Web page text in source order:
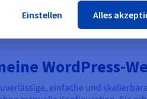
WordPress-
einfache und
Einstellen Alles